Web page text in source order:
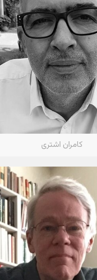
کامران اشتری